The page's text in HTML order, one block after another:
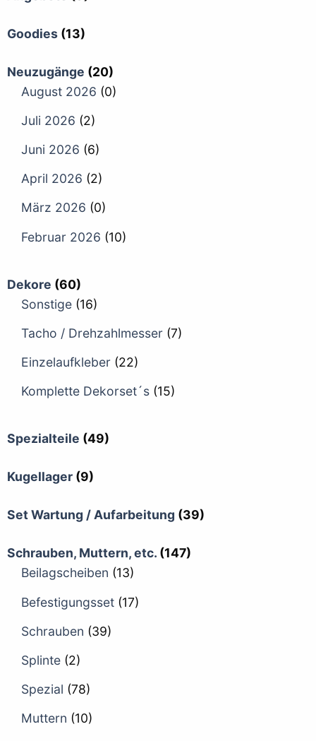
Goodies (13)
Neuzugänge (20)
August 2026 (0)
Juli 2026 (2)
Juni 2026 (6)
April 2026 (2)
März 2026 (0)
Februar 2026 (10)
Dekore (60)
Sonstige (16)
Tacho / Drehzahlmesser (7)
Einzelaufkleber (22)
Komplette Dekorset´s (15)
Spezialteile (49)
Kugellager (9)
Set Wartung / Aufarbeitung (39)
Schrauben, Muttern, etc. (147)
Beilagscheiben (13)
Befestigungsset (17)
Schrauben (39)
Splinte (2)
Spezial (78)
Muttern (10)